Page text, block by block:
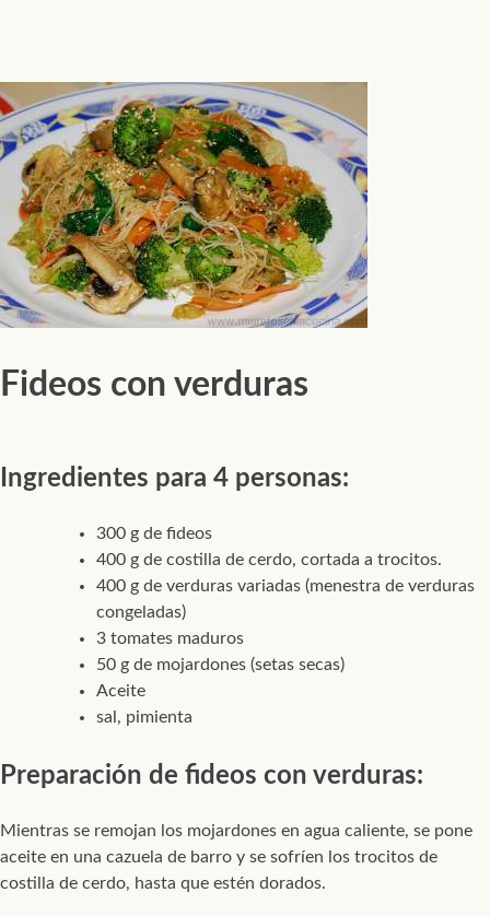
Fideos con verduras
Ingredientes para 4 personas:
300 g de fideos
400 g de costilla de cerdo, cortada a trocitos.
400 g de verduras variadas (menestra de verduras
congeladas)
3 tomates maduros
50 g de mojardones (setas secas)
Aceite
sal, pimienta
Preparación de fideos con verduras:
Mientras se remojan los mojardones en agua caliente, se pone
aceite en una cazuela de barro y se sofríen los trocitos de
costilla de cerdo, hasta que estén dorados.